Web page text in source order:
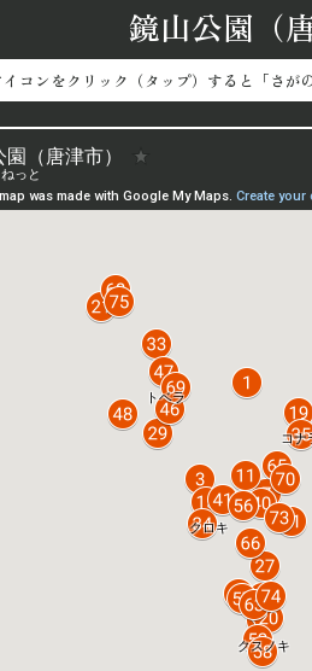
鏡山公園（
コンをクリック（タップ）すると「さが